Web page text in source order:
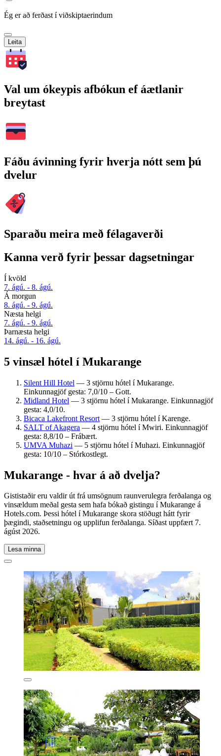
Ég er að ferðast í viðskiptaerindum
Leita
Val um ókeypis afbókun ef áætlanir
breytast
Fáðu ávinning fyrir hverja nótt sem þú
dvelur
Sparaðu meira með félagaverði
Kanna verð fyrir þessar dagsetningar
Í kvöld
7. ágú. - 8. ágú.
Á morgun
8. ágú. - 9. ágú.
Næsta helgi
7. ágú. - 9. ágú.
Þarnæsta helgi
14. ágú. - 16. ágú.
5 vinsæl hótel í Mukarange
Silent Hill Hotel — 3 stjörnu hótel í Mukarange.
Einkunnagjöf gesta: 7,0/10 – Gott.
Midland Hotel — 3 stjörnu hótel í Mukarange. Einkunnagjöf
gesta: 4,0/10.
Bicaca Lakefront Resort — 3 stjörnu hótel í Karenge.
SALT of Akagera — 4 stjörnu hótel í Mwiri. Einkunnagjöf
gesta: 8,8/10 – Frábært.
UMVA Muhazi — 5 stjörnu hótel í Muhazi. Einkunnagjöf
gesta: 10/10 – Stórkostlegt.
Mukarange - hvar á að dvelja?
Gististaðir eru valdir út frá umsögnum raunverulegra ferðalanga og
vinsældum meðal gesta sem hafa bókað gistingu í Mukarange á
Hotels.com. Þessi hótel í Mukarange skora stöðugt hátt fyrir
þægindi, staðsetningu og upplifun ferðalanga. Síðast uppfært 7.
ágúst 2026.
Lesa minna